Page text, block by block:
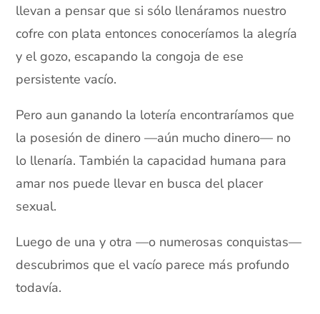
llevan a pensar que si sólo llenáramos nuestro
cofre con plata entonces conoceríamos la alegría
y el gozo, escapando la congoja de ese
persistente vacío.
Pero aun ganando la lotería encontraríamos que
la posesión de dinero —aún mucho dinero— no
lo llenaría. También la capacidad humana para
amar nos puede llevar en busca del placer
sexual.
Luego de una y otra —o numerosas conquistas—
­descubrimos que el vacío parece más profundo
todavía.